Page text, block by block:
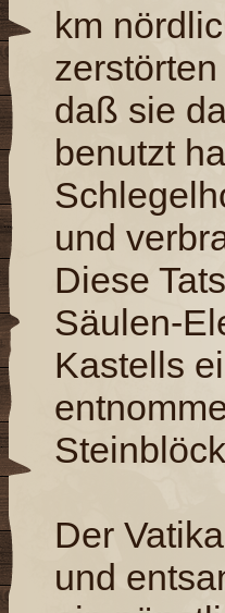
km
daß sie
benutzt
und
Diese
Säulen-
Kastells
Der
und